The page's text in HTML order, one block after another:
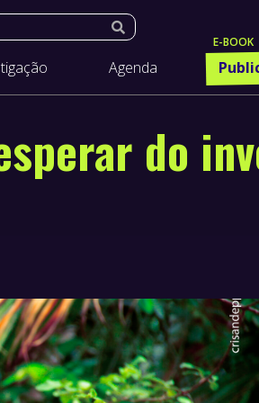
Agenda
do